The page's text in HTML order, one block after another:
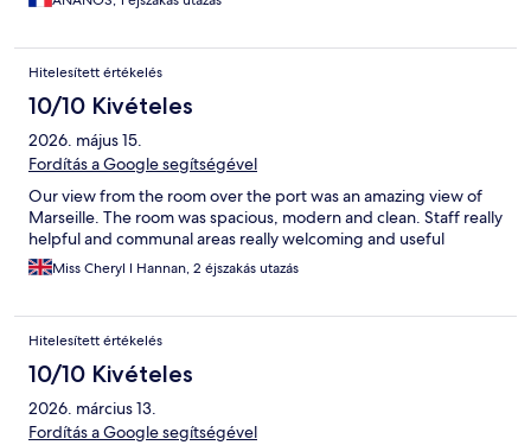
Hitelesített értékelés
10/10 Kivételes
2026. május 15.
Fordítás a Google segítségével
Our view from the room over the port was an amazing view of
Marseille. The room was spacious, modern and clean. Staff really
helpful and communal areas really welcoming and useful
Miss Cheryl l Hannan, 2 éjszakás utazás
Hitelesített értékelés
10/10 Kivételes
2026. március 13.
Fordítás a Google segítségével